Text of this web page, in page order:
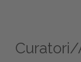
Curatori/